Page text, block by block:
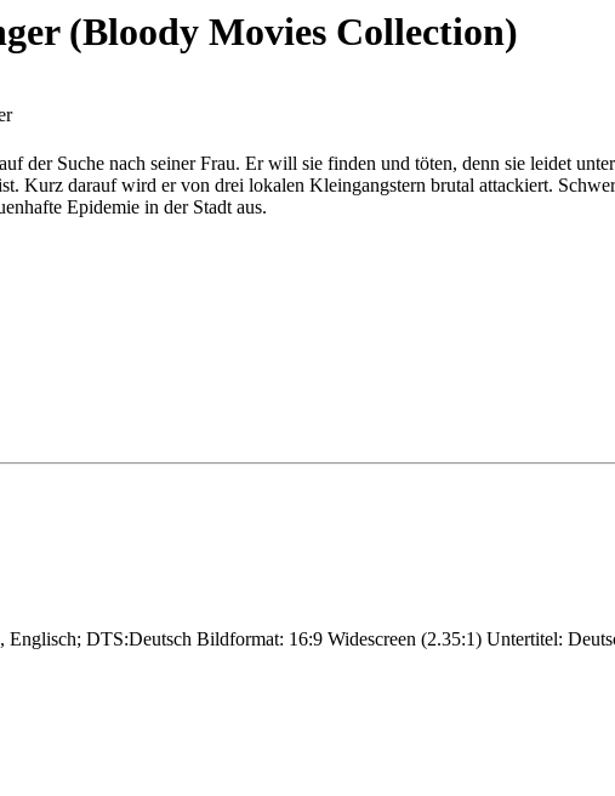
(Bloody Movies Collection)
der Suche nach seiner Frau. Er will sie finden und töten, denn sie leidet
Kurz darauf wird er von drei lokalen Kleingangstern brutal attackiert.
Epidemie in der Stadt aus.
DTS:Deutsch Bildformat: 16:9 Widescreen (2.35:1) Untertitel: